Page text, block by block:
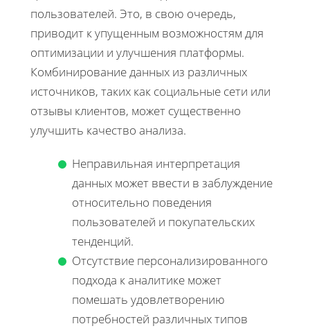
пользователей. Это, в свою очередь,
приводит к упущенным возможностям для
оптимизации и улучшения платформы.
Комбинирование данных из различных
источников, таких как социальные сети или
отзывы клиентов, может существенно
улучшить качество анализа.
Неправильная интерпретация
данных может ввести в заблуждение
относительно поведения
пользователей и покупательских
тенденций.
Отсутствие персонализированного
подхода к аналитике может
помешать удовлетворению
потребностей различных типов